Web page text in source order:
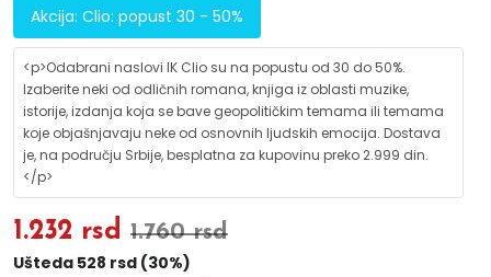
Akcija: Clio: popust 30 - 50%
<p>Odabrani naslovi IK Clio su na popustu od 30 do 50%.
Izaberite neki od odličnih romana, knjiga iz oblasti muzike,
istorije, izdanja koja se bave geopolitičkim temama ili temama
koje objašnjavaju neke od osnovnih ljudskih emocija. Dostava
je, na području Srbije, besplatna za kupovinu preko 2.999 din.
</p>
1.232 rsd 1.760 rsd
Ušteda 528 rsd (30%)